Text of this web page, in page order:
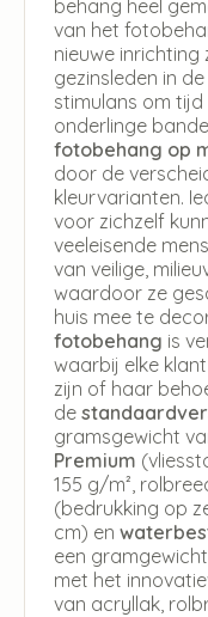
behang heel
van het
nieuwe
gezinsleden in
stimulans om
onderlinge
fotobehang op
door de
kleurvarianten.
voor zichzelf
veeleisende
van veilige,
waardoor ze
huis mee te
fotobehang is
waarbij elke
zijn of haar
de
gramsgewicht
Premium
155 g/m²,
(bedrukking op
cm) en
een
met het
van acryllak,